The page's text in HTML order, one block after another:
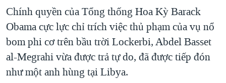
điều
hướng
chính
Đi
tới
DIỄN ĐÀN
MỤC
TỰ DO BÁO CHÍ
VẠCH TRẦN TIN GIẢ
CHUYÊN ĐỀ
CHIẾN TRANH THƯƠNG MẠI CỦA MỸ: QUÁ KHỨ VÀ HIỆN
HỌC TIẾNG ANH
Chính quyền của Tổng thống Hoa Kỳ Barack
Obama cực lực chỉ trích việc thủ phạm của vụ nổ
bom phi cơ trên bầu trời Lockerbi, Abdel Basset
al-Megrahi vừa được trả tự do, đã được tiếp đón
như một anh hùng tại Libya.